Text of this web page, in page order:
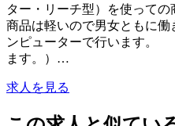
ター・リーチ型）を使って
商品は軽いので男女ともに
ンピューターで行います。
ます。）…
求人を見る